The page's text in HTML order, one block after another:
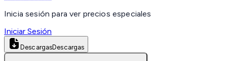
Inicia sesión para ver precios especiales
Iniciar Sesión
DescargasDescargas